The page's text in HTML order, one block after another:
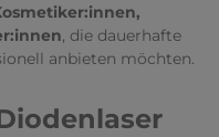
, die dauerhafte
anbieten möchten.